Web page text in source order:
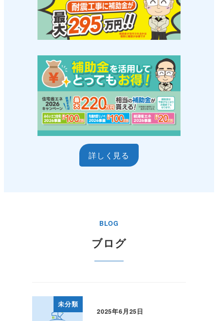
詳しく見る
BLOG
ブログ
未分類
投稿日
2025年6月25日